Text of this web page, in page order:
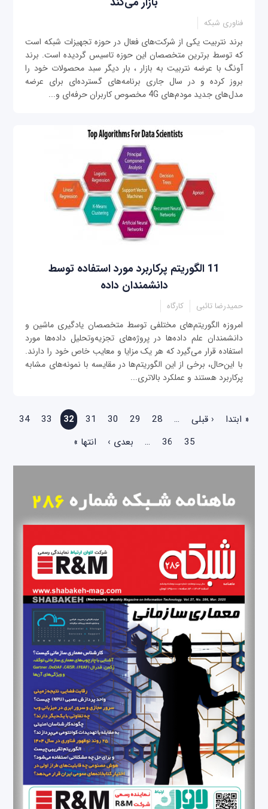
فناوری شبکه
برند نتربیت یکی از شرکت‌های فعال در حوزه تجهیزات شبکه است
که توسط برترین متخصصان این حوزه تاسیس گردیده است. برند
آونگ با عرضه نتربیت به بازار ، بار دیگر سبد محصولات خود را
بروز کرده و در سال جاری برنامه‌های گسترده‌ای برای عرضه
مدل‌های جدید مودم‌های 4G مخصوص کاربران حرفه‌ای و...
11 الگوریتم پرکاربرد مورد استفاده توسط
دانشمندان داده
حمیدرضا تائبی کارگاه
امروزه الگوریتم‌های مختلفی توسط متخصصان یادگیری ماشین و
دانشمندان علم داده‌ها در پروژه‌های تجزیه‌وتحلیل داده‌ها مورد
استفاده قرار می‌گیرد که هر یک مزایا و معایب خاص خود را دارند.
با این‌حال، برخی از این الگوریتم‌ها در مقایسه با نمونه‌های مشابه
پرکاربرد هستند و عملکرد بالاتری...
صفحه‌ها
« ابتدا ‹ قبلی …
28
29
30
31
32
33
34
35
36
… بعدی › انتها »